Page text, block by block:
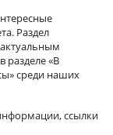
Раздел
разделе «В
среди наших
ссылки